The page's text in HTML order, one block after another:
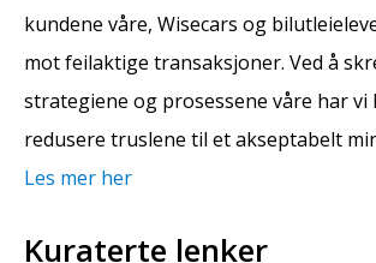
kundene våre, Wisecars og
mot feilaktige transaksjoner. Ved å
strategiene og prosessene våre har vi
redusere truslene til et akseptabelt
Les mer her
Kuraterte lenker